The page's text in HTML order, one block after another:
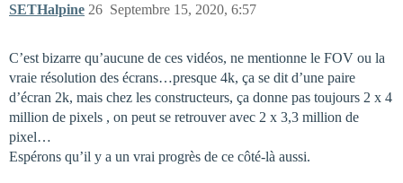
SETHalpine Septembre 15, 2020, 6:57
26
C’est bizarre qu’aucune de ces vidéos, ne mentionne le FOV ou la
vraie résolution des écrans…presque 4k, ça se dit d’une paire
d’écran 2k, mais chez les constructeurs, ça donne pas toujours 2 x 4
million de pixels , on peut se retrouver avec 2 x 3,3 million de
pixel…
Espérons qu’il y a un vrai progrès de ce côté-là aussi.